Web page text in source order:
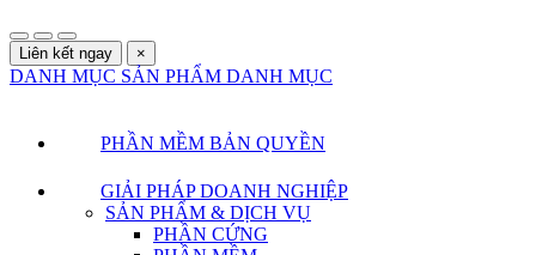
Liên kết ngay ×
DANH MỤC SẢN PHẨM DANH MỤC
PHẦN MỀM BẢN QUYỀN
GIẢI PHÁP DOANH NGHIỆP
SẢN PHẨM & DỊCH VỤ
PHẦN CỨNG